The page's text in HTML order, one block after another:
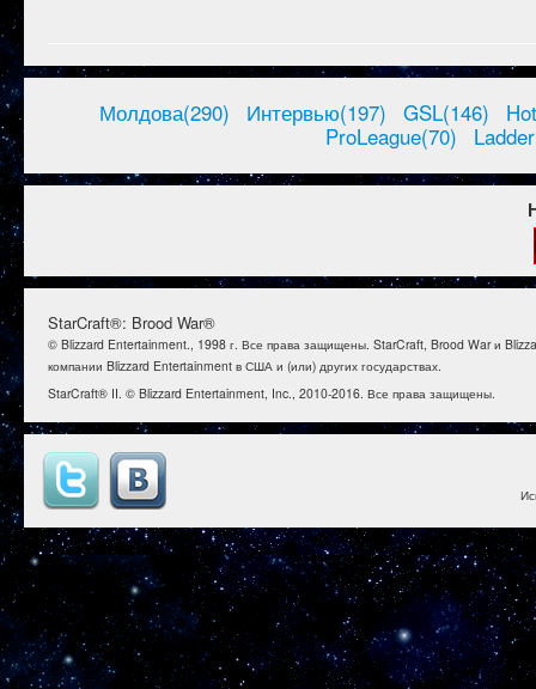
Молдова(290) Интервью(197) GSL(146)
ProLeague(70)
StarCraft®: Brood War®
© Blizzard Entertainment., 1998 г. Все права защищены. StarCraft, Brood War и
компании Blizzard Entertainment в США и (или) других государствах.
StarCraft® II. © Blizzard Entertainment, Inc., 2010-2016. Все права защищены.